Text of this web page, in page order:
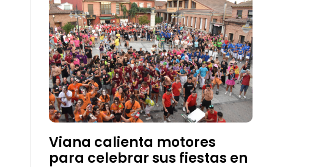
Viana calienta motores
para celebrar sus fiestas en